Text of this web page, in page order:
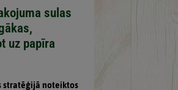
sulas
uz papīra
stratēģijā noteiktos